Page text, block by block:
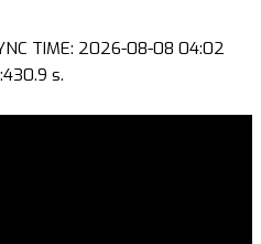
TIME: 2026-08-08 04:02
s.